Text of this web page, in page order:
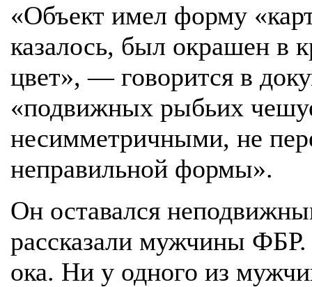
«Объект имел форму
казалось, был окрашен в
цвет», — говорится в
«подвижных рыбьих
несимметричными, не
неправильной формы».
Он оставался
рассказали мужчины ФБР.
ока. Ни у одного из